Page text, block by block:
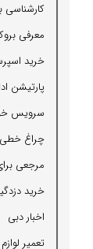
كارشناسی
معرفی
خرید
پارتیشن
سرویس
چراغ خطی
مرجعی
خرید
اخبار دبی
تعمیر